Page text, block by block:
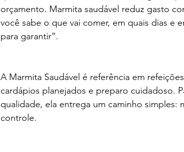
orçamento. Marmita saudável reduz gasto
você sabe o que vai comer, em quais dias e
para garantir”.
A Marmita Saudável é referência em
cardápios planejados e preparo cuidadoso.
qualidade, ela entrega um caminho
controle.